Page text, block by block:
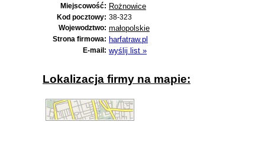
Miejscowość: Rożnowice
Kod pocztowy: 38-323
Wojewodztwo: małopolskie
Strona firmowa: harfatraw.pl
E-mail: wyślij list »
Lokalizacja firmy na mapie: